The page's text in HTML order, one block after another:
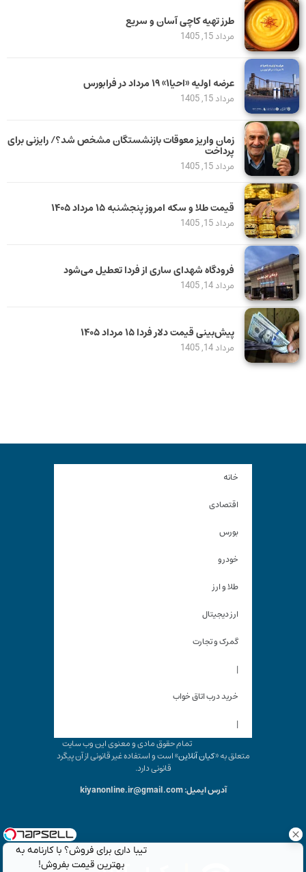
تیبا داری برای فروش؟ با کارنامه به
بهترین قیمت بفروش!
طرز تهیه کاچی آسان و سریع
مرداد 15, 1405
عرضه اولیه «احیا۱» ۱۹ مرداد در فرابورس
مرداد 15, 1405
زمان واریز معوقات بازنشستگان مشخص شد؟/ رایزنی برای
پرداخت
مرداد 15, 1405
قیمت طلا و سکه امروز پنجشنبه ۱۵ مرداد ۱۴۰۵
مرداد 15, 1405
فرودگاه شهدای ساری از فردا تعطیل می‌شود
مرداد 14, 1405
پیش‌بینی قیمت دلار فردا ۱۵ مرداد ۱۴۰۵
مرداد 14, 1405
خانه
اقتصادی
بورس
خودرو
طلا و ارز
ارز دیجیتال
گمرک و تجارت
|
خرید درب اتاق خواب
|
تمام حقوق مادی و معنوی این وب سایت
متعلق به «کیان آنلاین» است و استفاده غیر قانونی از آن پیگرد
قانونی دارد.
آدرس ایمیل: kiyanonline.ir@gmail.com